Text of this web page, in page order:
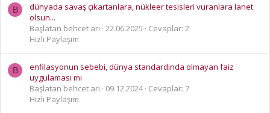
B
dünyada savaş çıkartanlara, nükleer tesisleri vuranlara lanet
olsun...
Başlatan behcet arı
22.06.2025
Cevaplar: 2
Hızlı Paylaşım
B
enfilasyonun sebebi, dünya standardında olmayan faiz
uygulaması mı
Başlatan behcet arı
09.12.2024 Cevaplar: 7
Hızlı Paylaşım